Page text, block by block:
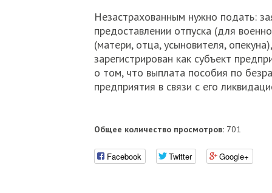
Незастрахованным нужно подать:
предоставлении отпуска (для
(матери, отца, усыновителя,
зарегистрирован как субъект
о том, что выплата пособия по
предприятия в связи с его
Общее количество просмотров: 701
Facebook Twitter Google+